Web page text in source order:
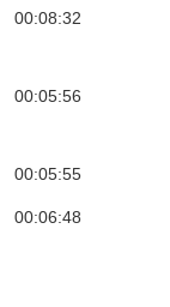
00:08:32
00:05:56
00:05:55
00:06:48